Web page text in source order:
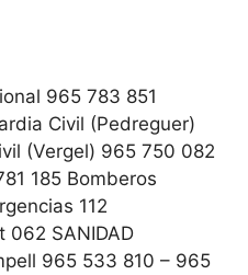
965 783 851
Civil (Pedreguer)
(Vergel) 965 750 082
185 Bomberos
112
062 SANIDAD
965 533 810 – 965